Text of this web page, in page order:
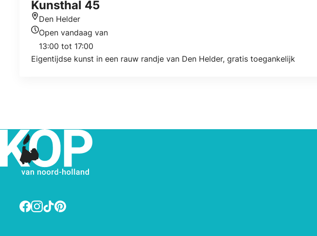
Kunsthal 45
Locatie
Den Helder
Openingstijden vandaag
Open vandaag van
13:00 tot 17:00
Eigentijdse kunst in een rauw randje van Den Helder, gratis toegankelijk
Facebook
Instagram
TikTokPinterest